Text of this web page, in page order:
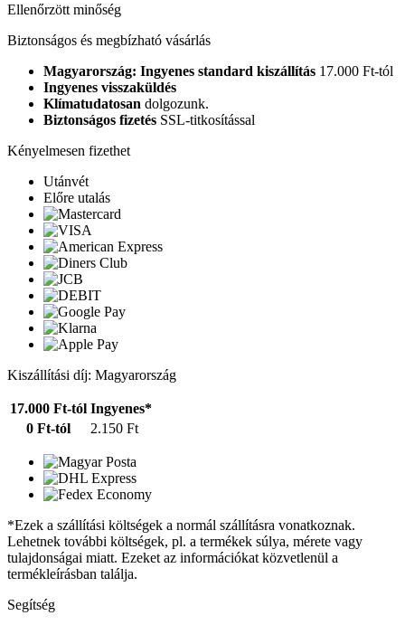
Ellenőrzött minőség
Biztonságos és megbízható vásárlás
Magyarország: Ingyenes standard kiszállítás 17.000 Ft-tól
Ingyenes visszaküldés
Klímatudatosan dolgozunk.
Biztonságos fizetés SSL-titkosítással
Kényelmesen fizethet
Utánvét
Előre utalás
Kiszállítási díj: Magyarország
17.000 Ft-tól Ingyenes*
0 Ft-tól
2.150 Ft
*Ezek a szállítási költségek a normál szállításra vonatkoznak.
Lehetnek további költségek, pl. a termékek súlya, mérete vagy
tulajdonságai miatt. Ezeket az információkat közvetlenül a
termékleírásban találja.
Segítség